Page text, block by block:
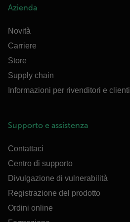
Azienda
Novità
Carriere
Store
Supply chain
Informazioni per rivenditori e clienti
Supporto e assistenza
Contattaci
Centro di supporto
Divulgazione di vulnerabilità
Registrazione del prodotto
Ordini online